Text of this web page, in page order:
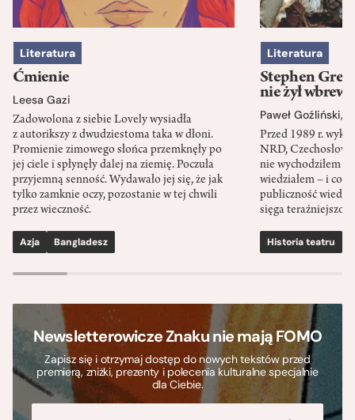
Literatura
Ćmienie
Leesa Gazi
Zadowolona z siebie Lovely wysiadła
z autorikszy z dwudziestoma taka w dłoni.
Promienie zimowego słońca przemknęły po
jej ciele i spłynęły dalej na ziemię. Poczuła
przyjemną senność. Wydawało jej się, że jak
tylko zamknie oczy, pozostanie w tej chwili
przez wieczność.
Azja Bangladesz
Literatura
Stephen
nie żył wbrew
Paweł Goźliński,
Przed 1989 r.
NRD,
nie wychodziłem
wiedziałem – i co
publiczność
sięga
Historia teatru
Newsletterowicze Znaku nie mają FOMO
Zapisz się i otrzymaj dostęp do nowych tekstów przed
premierą, zniżki, prezenty i polecenia kulturalne specjalnie
dla Ciebie.